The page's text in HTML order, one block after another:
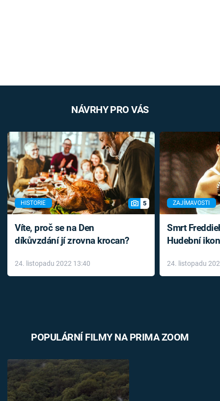
NÁVRHY PRO VÁS
HISTORIE 5
Víte, proč se na Den
díkůvzdání jí zrovna krocan?
24. listopadu 2022 13:40
ZAJÍMAVOSTI
Smrt
Hudební
léky
24. listopadu
POPULÁRNÍ FILMY NA PRIMA ZOOM